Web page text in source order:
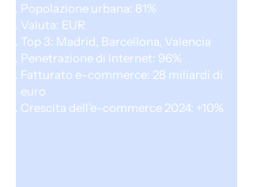
Popolazione urbana: 81%
Valuta: EUR
Top 3: Madrid, Barcellona, Valencia
Penetrazione di Internet: 96%
Fatturato e-commerce: 28 miliardi di
euro
Crescita dell'e-commerce 2024: +10%